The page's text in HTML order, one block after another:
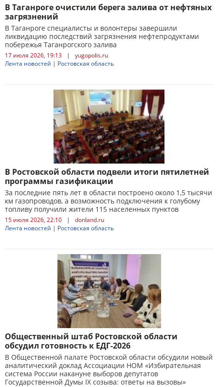
В Таганроге очистили берега залива от нефтяных
загрязнений
В Таганроге специалисты и волонтеры завершили
ликвидацию последствий загрязнения нефтепродуктами
побережья Таганрогского залива
17 июля 2026, 19:13 |
yugopolis.ru
Лента новостей | Ростовская область
В Ростовской области подвели итоги пятилетней
программы газификации
За последние пять лет в области построено около 1,5 тысячи
км газопроводов, а возможность подключения к голубому
топливу получили жители 115 населенных пунктов
15 июля 2026, 22:10 |
donland.ru
Лента новостей | Ростовская область
Общественный штаб Ростовской области
обсудил готовность к ЕДГ-2026
В Общественной палате Ростовской области обсудили новый
аналитический доклад Ассоциации НОМ «Избирательная
система России накануне выборов депутатов
Государственной Думы IX созыва: ответы на вызовы»